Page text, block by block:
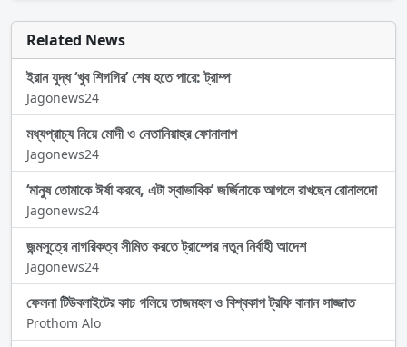
Related News
ইরান যুদ্ধ ‘খুব শিগগির’ শেষ হতে পারে: ট্রাম্প
Jagonews24
মধ্যপ্রাচ্য নিয়ে মোদী ও নেতানিয়াহুর ফোনালাপ
Jagonews24
‘মানুষ তোমাকে ঈর্ষা করবে, এটা স্বাভাবিক’ জর্জিনাকে আগলে রাখছেন রোনালদো
Jagonews24
জন্মসূত্রে নাগরিকত্ব সীমিত করতে ট্রাম্পের নতুন নির্বাহী আদেশ
Jagonews24
ফেলনা টিউবলাইটের কাচ গলিয়ে তাজমহল ও বিশ্বকাপ ট্রফি বানান সাজ্জাত
Prothom Alo